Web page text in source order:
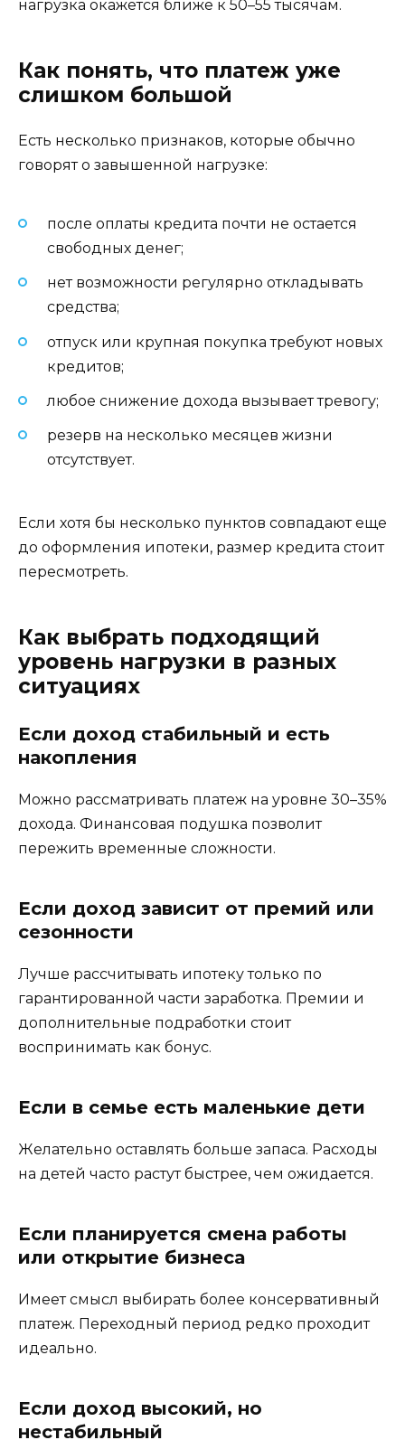
нагрузка окажется ближе к 50–55 тысячам.
Как понять, что платеж уже
слишком большой
Есть несколько признаков, которые обычно
говорят о завышенной нагрузке:
после оплаты кредита почти не остается
свободных денег;
нет возможности регулярно откладывать
средства;
отпуск или крупная покупка требуют новых
кредитов;
любое снижение дохода вызывает тревогу;
резерв на несколько месяцев жизни
отсутствует.
Если хотя бы несколько пунктов совпадают еще
до оформления ипотеки, размер кредита стоит
пересмотреть.
Как выбрать подходящий
уровень нагрузки в разных
ситуациях
Если доход стабильный и есть
накопления
Можно рассматривать платеж на уровне 30–35%
дохода. Финансовая подушка позволит
пережить временные сложности.
Если доход зависит от премий или
сезонности
Лучше рассчитывать ипотеку только по
гарантированной части заработка. Премии и
дополнительные подработки стоит
воспринимать как бонус.
Если в семье есть маленькие дети
Желательно оставлять больше запаса. Расходы
на детей часто растут быстрее, чем ожидается.
Если планируется смена работы
или открытие бизнеса
Имеет смысл выбирать более консервативный
платеж. Переходный период редко проходит
идеально.
Если доход высокий, но
нестабильный